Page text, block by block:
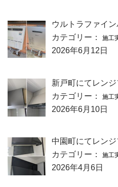
ウルトラファイ
カテゴリー：
施工
2026年6月12日
新戸町にてレンジ
カテゴリー：
施工
2026年6月10日
中園町にてレンジ
カテゴリー：
施工
2026年4月6日